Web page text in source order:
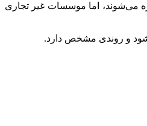
می‌شوند، اما موسسات غیر تجاری
و روندی مشخص دارد.